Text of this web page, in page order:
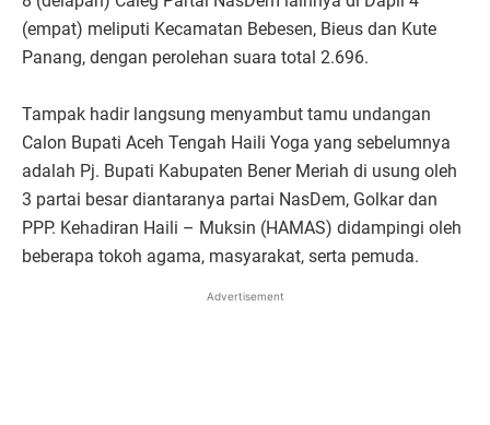
(empat) meliputi Kecamatan Bebesen, Bieus dan Kute
Panang, dengan perolehan suara total 2.696.
Tampak hadir langsung menyambut tamu undangan
Calon Bupati Aceh Tengah Haili Yoga yang sebelumnya
adalah Pj. Bupati Kabupaten Bener Meriah di usung oleh
3 partai besar diantaranya partai NasDem, Golkar dan
PPP. Kehadiran Haili – Muksin (HAMAS) didampingi oleh
beberapa tokoh agama, masyarakat, serta pemuda.
Advertisement